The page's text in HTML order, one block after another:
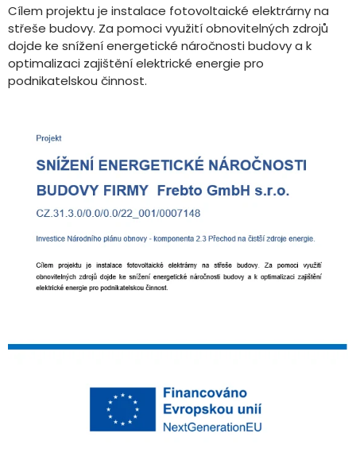
Cílem projektu je instalace fotovoltaické elektrárny na
střeše budovy. Za pomoci využití obnovitelných zdrojů
dojde ke snížení energetické náročnosti budovy a k
optimalizaci zajištění elektrické energie pro
podnikatelskou činnost.